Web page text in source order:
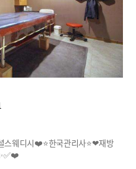
웨디시❤️⭐️한국관리사⭐️❤재방